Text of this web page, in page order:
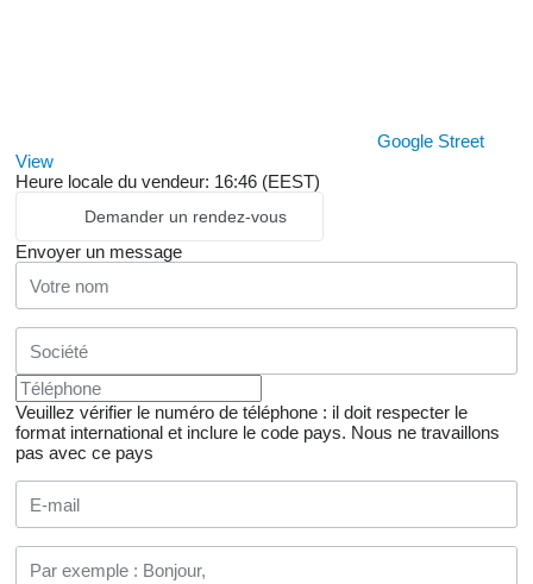
Google Street
View
Heure locale du vendeur: 16:46 (EEST)
Demander un rendez-vous
Envoyer un message
Veuillez vérifier le numéro de téléphone : il doit respecter le
format international et inclure le code pays. Nous ne travaillons
pas avec ce pays